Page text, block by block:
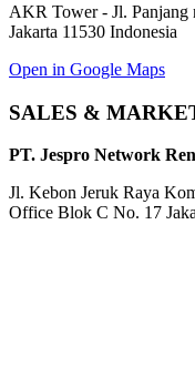
AKR Tower - Jl. Panjang
Jakarta 11530 Indonesia
Open in Google Maps
SALES &
PT. Jespro Network
Jl. Kebon Jeruk Raya
Office Blok C No. 17